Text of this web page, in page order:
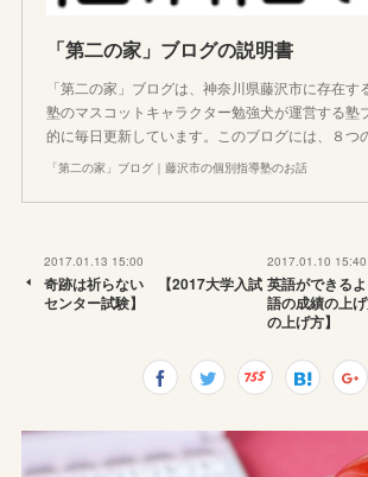
「第二の家」ブログの説明書
「第二の家」ブログは、神奈川県藤沢市に存在す
塾のマスコットキャラクター勉強犬が運営する塾
的に毎日更新しています。このブログには、８つ
「第二の家」ブログ｜藤沢市の個別指導塾のお話
2017.01.13 15:00
奇跡は祈らない 【2017大学入試
センター試験】
2017.01.10 15:40
英語ができる
語の成績の上
の上げ方】